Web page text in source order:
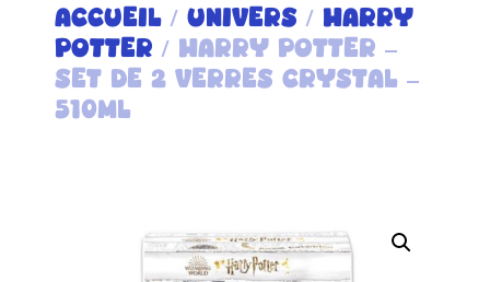
ACCUEIL/ UNIVERS/ HARRY
POTTER / HARRY POTTER –
SET DE 2 VERRES CRYSTAL –
510ML